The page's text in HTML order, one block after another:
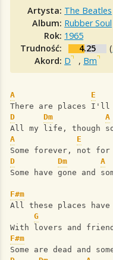
Artysta: The Beatles
Album: Rubber Soul
Rok: 1965
Trudność:
4.25 (
Akord: D , Bm
A E
There are places I'll
D
Dm
A
All my life, though
A
E
Some forever, not
D
Dm
A
Some have gone and
F#m
All these places have
G
With lovers and
F#m
Some are dead and